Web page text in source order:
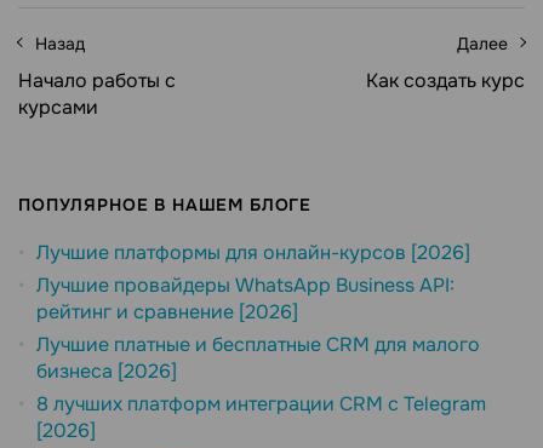
Назад
Начало работы с
курсами
Далее
Как создать курс
ПОПУЛЯРНОЕ В НАШЕМ БЛОГЕ
Лучшие платформы для онлайн-курсов [2026]
Лучшие провайдеры WhatsApp Business API:
рейтинг и сравнение [2026]
Лучшие платные и бесплатные CRM для малого
бизнеса [2026]
8 лучших платформ интеграции CRM с Telegram
[2026]